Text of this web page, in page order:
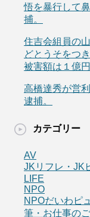
悟を暴行して
捕。
住吉会組員の
どとうそをつ
被害額は１億
高橋達秀が営
逮捕。
カテゴリー
AV
JKリフレ・JK
LIFE
NPO
NPOだいわピ
筆・お仕事の